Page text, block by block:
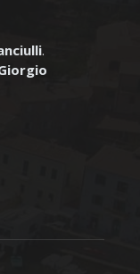
.